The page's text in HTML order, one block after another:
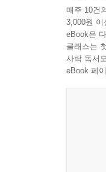
매주 10건
3,000원 이
eBook은
클래스는
사락 독서
eBook 페